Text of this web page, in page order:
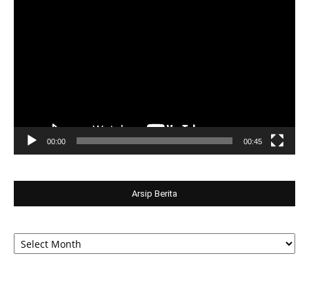
00:00 00:45
Arsip Berita
Arsip
Berita